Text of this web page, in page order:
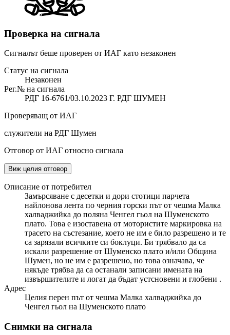
Проверка на сигнала
Сигналът беше проверен от ИАГ като незаконен
Статус на сигнала
Незаконен
Рег.№ на сигнала
РДГ 16-6761/03.10.2023 Г. РДГ ШУМЕН
Проверяващ от ИАГ
служители на РДГ Шумен
Отговор от ИАГ относно сигнала
Виж целия отговор
Описание от потребител
Замърсяване с десетки и дори стотици парчета
найлонова лента по черния горски път от чешма Малка
халваджийка до поляна Ченгел гьол на Шуменското
плато. Това е изоставена от мотористите маркировка на
трасето на състезание, което не им е било разрешено и те
са зарязали всичките си боклуци. Би трябвало да са
искали разрешение от Шуменско плато и/или Община
Шумен, но не им е разрешено, но това означава, че
някъде трябва да са останали записани имената на
извършителите и логат да бъдат устсновени и глобени .
Адрес
Целия перен път от чешма Малка халваджийка до
Ченгел гьол на Шуменското плато
Снимки на сигнала